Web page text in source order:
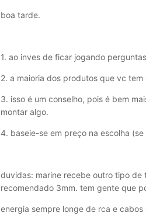
boa tarde.
1. ao inves de ficar jogando
2. a maioria dos produtos que vc
3. isso é um conselho, pois é bem
montar algo.
4. baseie-se em preço na escolha
duvidas: marine recebe outro tipo
recomendado 3mm. tem gente que
energia sempre longe de rca e